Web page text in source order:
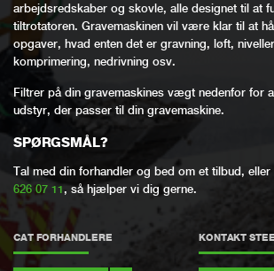
arbejdsredskaber og skovle, alle designet til at
tiltrotatoren. Gravemaskinen vil være klar til at
opgaver, hvad enten det er gravning, løft,
komprimering, nedrivning osv.
Filtrer på din gravemaskines vægt nedenfor for
udstyr, der passer til din gravemaskine.
SPØRGSMÅL?
Tal med din forhandler og bed om et tilbud,
626 07 11, så hjælper vi dig gerne.
CAT FORHANDLERE KONTAKT